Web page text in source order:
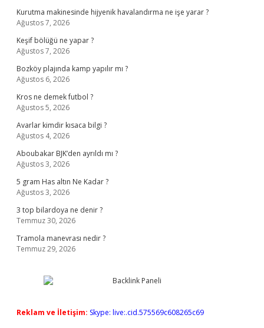
Kurutma makinesinde hijyenik havalandırma ne işe yarar ?
Ağustos 7, 2026
Keşif bölüğü ne yapar ?
Ağustos 7, 2026
Bozköy plajında kamp yapılır mı ?
Ağustos 6, 2026
Kros ne demek futbol ?
Ağustos 5, 2026
Avarlar kimdir kısaca bilgi ?
Ağustos 4, 2026
Aboubakar BJK’den ayrıldı mı ?
Ağustos 3, 2026
5 gram Has altın Ne Kadar ?
Ağustos 3, 2026
3 top bilardoya ne denir ?
Temmuz 30, 2026
Tramola manevrası nedir ?
Temmuz 29, 2026
Reklam ve İletişim: Skype: live:.cid.575569c608265c69